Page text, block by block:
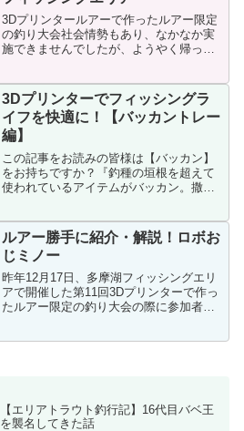
3Dプリンタールアーで作ったルアー限定
の釣り大会社会情勢もあり、なかなか実
施できませんでしたが、ようやく帰って
しやすいのでどしどし来てください！
【開催日時】 2022年...
3Dプリンターでフィッシングラ
イフを快適に！【バッカントレー
編】
この記事をお読みの皆様は【バッカン】
をお持ちですか？『釣種の垣根を超えて
使われているアイテムがバッカン。撒き
り、魚を入れるライブウェルとしても使
われています。・・（中略...
ルアー勝手に紹介・解説！ロボお
じミノー
昨年12月17日、多摩湖フィッシングエリ
アで開催した第11回3Dプリンターで作っ
たルアー限定の釣り大会の際に参加者の
【エリアトラウト釣行記】16代目バベ王
を襲名してきた話